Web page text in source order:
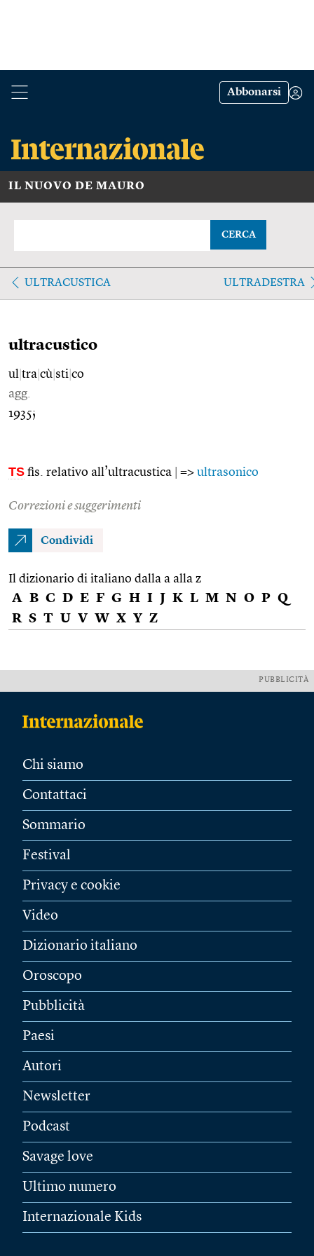
Abbonarsi
IL NUOVO DE MAURO
CERCA
ULTRACUSTICA ULTRADESTRA
ultracustico
ul tra cù sti co
agg.
1935;
TS fis. relativo all’ultracustica => ultrasonico
Correzioni e suggerimenti
Condividi
Il dizionario di italiano dalla a alla z
A B C D E F G H I J K L M N O P Q
R S T U V W X Y Z
PUBBLICITÀ
Chi siamo
Contattaci
Sommario
Festival
Privacy e cookie
Video
Dizionario italiano
Oroscopo
Pubblicità
Paesi
Autori
Newsletter
Podcast
Savage love
Ultimo numero
Internazionale Kids